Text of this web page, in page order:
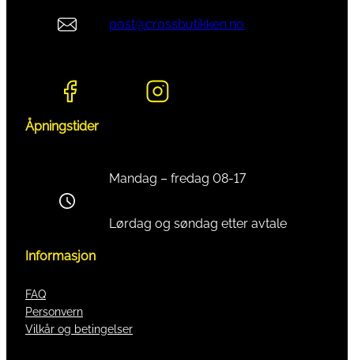
post@crossbutikken.no
Åpningstider
Mandag – fredag 08-17
Lørdag og søndag etter avtale
Informasjon
FAQ
Personvern
Vilkår og betingelser